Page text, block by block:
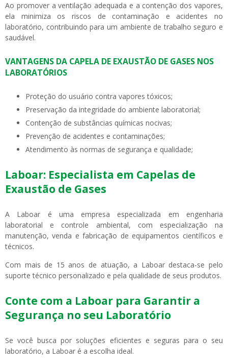
Ao promover a ventilação adequada e a contenção dos vapores,
ela minimiza os riscos de contaminação e acidentes no
laboratório, contribuindo para um ambiente de trabalho seguro e
saudável.
VANTAGENS DA CAPELA DE EXAUSTÃO DE GASES NOS
LABORATÓRIOS
Proteção do usuário contra vapores tóxicos;
Preservação da integridade do ambiente laboratorial;
Contenção de substâncias químicas nocivas;
Prevenção de acidentes e contaminações;
Atendimento às normas de segurança e qualidade;
Laboar: Especialista em Capelas de
Exaustão de Gases
A Laboar é uma empresa especializada em engenharia
laboratorial e controle ambiental, com especialização na
manutenção, venda e fabricação de equipamentos científicos e
técnicos.
Com mais de 15 anos de atuação, a Laboar destaca-se pelo
suporte técnico personalizado e pela qualidade de seus produtos.
Conte com a Laboar para Garantir a
Segurança no seu Laboratório
Se você busca por soluções eficientes e seguras para o seu
laboratório, a Laboar é a escolha ideal.